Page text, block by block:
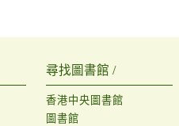
尋找圖書館 /
香港中央圖書館
圖書館